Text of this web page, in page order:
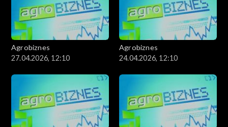
Agrobiznes
27.04.2026, 12:10
Agrobiznes
24.04.2026, 12:10